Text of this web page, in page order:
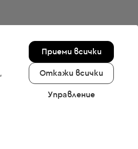
Приеми всички
Откажи всички
Управление